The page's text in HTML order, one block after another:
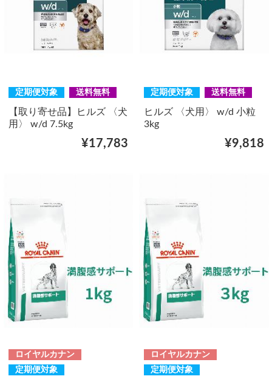
定期便対象 送料無料
【取り寄せ品】ヒルズ 〈犬
用〉 w/d 7.5kg
¥17,783
定期便対象 送料無料
ヒルズ 〈犬用〉 w/d 小粒
3kg
¥9,818
ロイヤルカナン
定期便対象
ロイヤルカナン
定期便対象